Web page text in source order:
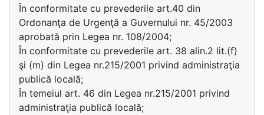
În conformitate cu prevederile art.40 din
Ordonanţa de Urgenţă a Guvernului nr. 45/2003
aprobată prin Legea nr. 108/2004;
În conformitate cu prevederile art. 38 alin.2 lit.(f)
şi (m) din Legea nr.215/2001 privind administraţia
publică locală;
În temeiul art. 46 din Legea nr.215/2001 privind
administraţia publică locală;